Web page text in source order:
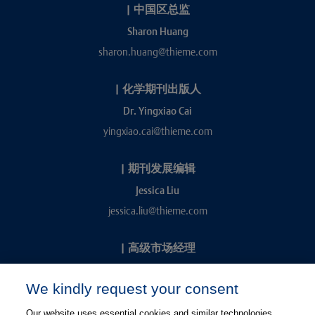
| 中国区总监
Sharon Huang
sharon.huang@thieme.com
| 化学期刊出版人
Dr. Yingxiao Cai
yingxiao.cai@thieme.com
| 期刊发展编辑
Jessica Liu
jessica.liu@thieme.com
| 高级市场经理
kevin.chang@thieme.com
We kindly request your consent